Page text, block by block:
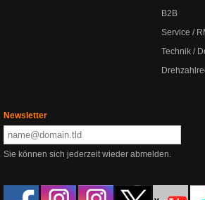
B2B
Service /
Technik /
Newsletter
Sie können sich jederzeit wieder abmelden.